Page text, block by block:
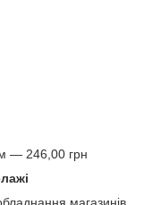
— 246,00 грн
магазинів,